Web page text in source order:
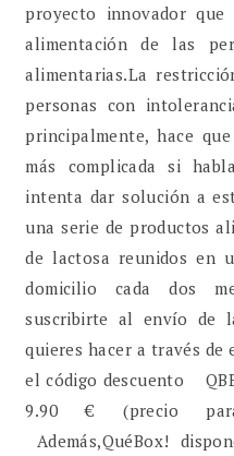
proyecto innovador
alimentación de las
alimentarias.La
personas con
principalmente, hace
más complicada si
intenta dar solución a
una serie de productos
de lactosa reunidos en
domicilio cada dos
suscribirte al envío de
quieres hacer a través
el código descuento
9.90 € (precio
Además,QuéBox!